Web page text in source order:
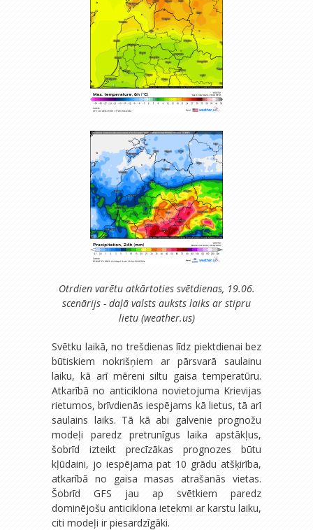
Otrdien varētu atkārtoties svētdienas, 19.06.
scenārijs - daļā valsts auksts laiks ar stipru
lietu (weather.us)
Svētku laikā, no trešdienas līdz piektdienai bez
būtiskiem nokrišņiem ar pārsvarā saulainu
laiku, kā arī mēreni siltu gaisa temperatūru.
Atkarībā no anticiklona novietojuma Krievijas
rietumos, brīvdienās iespējams kā lietus, tā arī
saulains laiks. Tā kā abi galvenie prognožu
modeļi paredz pretrunīgus laika apstākļus,
šobrīd izteikt precīzākas prognozes būtu
kļūdaini, jo iespējama pat 10 grādu atšķirība,
atkarībā no gaisa masas atrašanās vietas.
Šobrīd GFS jau ap svētkiem paredz
dominējošu anticiklona ietekmi ar karstu laiku,
citi modeļi ir piesardzīgāki.